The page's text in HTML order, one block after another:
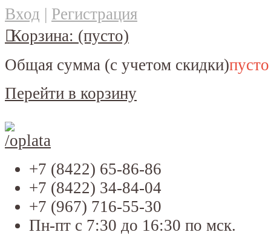
Вход | Регистрация
Корзина: (пусто)
Общая сумма (с учетом скидки)пусто
Перейти в корзину
+7 (8422) 65-86-86
+7 (8422) 34-84-04
+7 (967) 716-55-30
Пн-пт с 7:30 до 16:30 по мск.